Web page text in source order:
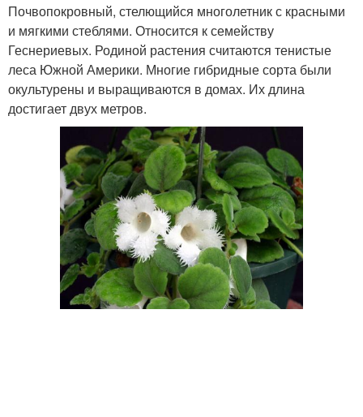
Почвопокровный, стелющийся многолетник с красными
и мягкими стеблями. Относится к семейству
Геснериевых. Родиной растения считаются тенистые
леса Южной Америки. Многие гибридные сорта были
окультурены и выращиваются в домах. Их длина
достигает двух метров.